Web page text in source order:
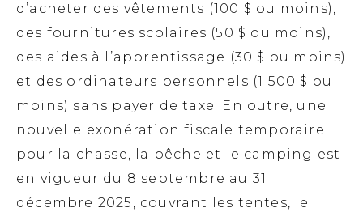
d’acheter des vêtements (100 $ ou moins),
des fournitures scolaires (50 $ ou moins),
des aides à l’apprentissage (30 $ ou moins)
et des ordinateurs personnels (1 500 $ ou
moins) sans payer de taxe. En outre, une
nouvelle exonération fiscale temporaire
pour la chasse, la pêche et le camping est
en vigueur du 8 septembre au 31
décembre 2025, couvrant les tentes, le